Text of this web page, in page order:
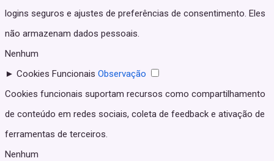
logins seguros e ajustes de preferências de consentimento. Eles
não armazenam dados pessoais.
Nenhum
► Cookies Funcionais Observação
Cookies funcionais suportam recursos como compartilhamento
de conteúdo em redes sociais, coleta de feedback e ativação de
ferramentas de terceiros.
Nenhum